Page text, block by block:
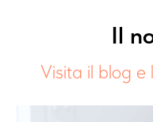
Il
Visita il blog e